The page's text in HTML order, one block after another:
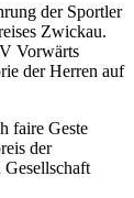
der Sportler
Zwickau.
Vorwärts
der Herren auf
faire Geste
der